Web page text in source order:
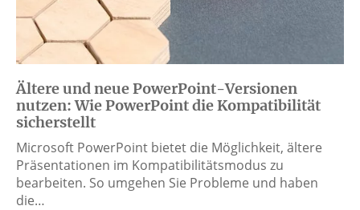
Ältere und neue PowerPoint-Versionen
nutzen: Wie PowerPoint die Kompatibilität
sicherstellt
Microsoft PowerPoint bietet die Möglichkeit, ältere
Präsentationen im Kompatibilitätsmodus zu
bearbeiten. So umgehen Sie Probleme und haben
die…